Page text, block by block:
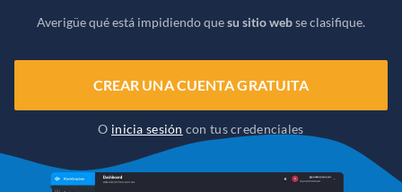
Averigüe qué está impidiendo quesu sitio webse clasifique.
CREAR UNA CUENTA GRATUITA
O inicia sesión con tus credenciales